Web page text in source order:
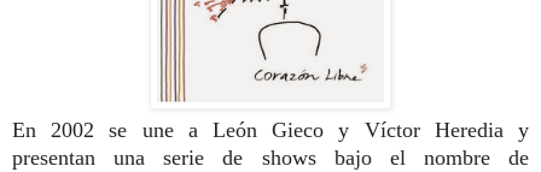
En 2002 se une a León Gieco y Víctor Heredia y
presentan una serie de shows bajo el nombre de